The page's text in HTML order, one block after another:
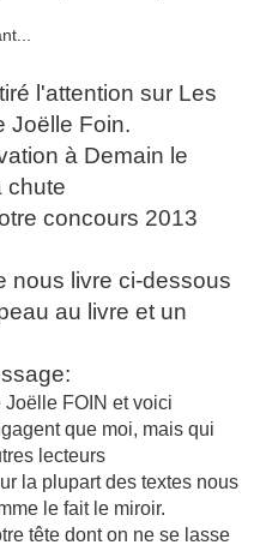
l'attention sur Les
Joëlle Foin.
à Demain le
chute
concours 2013
nous livre ci-dessous
au livre et un
FOIN et voici
que moi, mais qui
lecteurs
la plupart des textes nous
le fait le miroir.
tête dont on ne se lasse